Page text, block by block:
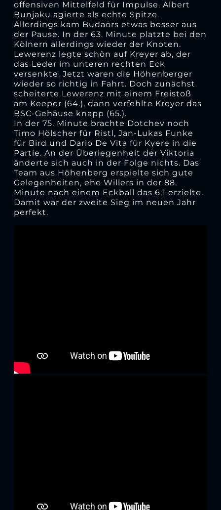
offensiven Mittelfeld für Impulse. Albert
Bunjaku agierte als echte Spitze.
Allerdings kam Budaörs etwas besser aus
der Pause. In der 63. Minute platzte bei den
Kölnern allerdings wieder der Knoten.
Lewerenz legte schön auf Kreyer ab, der
das Leder im unteren rechten Eck
versenkte. Jetzt waren die Höhenberger
wieder so richtig in Fahrt. Doch zunächst
scheiterte Lewerenz mit einem Freistoß
am Keeper (64.), dann verfehlte Kreyer das
BSC-Gehäuse knapp (65.).
In der 75. Minute brachte Dotchev noch
Timo Hölscher für Ristl, Jan-Lukas Funke
für Bird und Dario De Vita für Kyere in die
Partie. An der Überlegenheit der Viktoria
änderte sich auch in der Folge nichts. Das
Team aus Höhenberg erspielte sich gute
Gelegenheiten, ehe Willers in der 88.
Minute nach einem Eckball das 6:1 erzielte.
Damit war der zweite Sieg im neuen Jahr
perfekt.